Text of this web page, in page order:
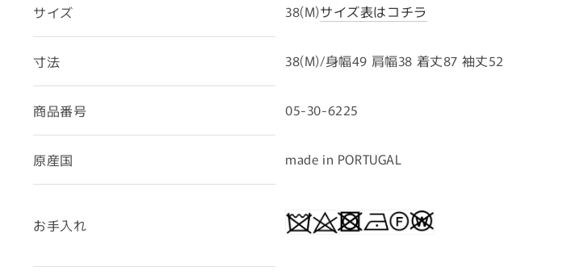
サイズ 38(M)サイズ表はコチラ
寸法 38(M)/身幅49 肩幅38 着丈87 袖丈52
商品番号 05-30-6225
原産国 made in PORTUGAL
お手入れ